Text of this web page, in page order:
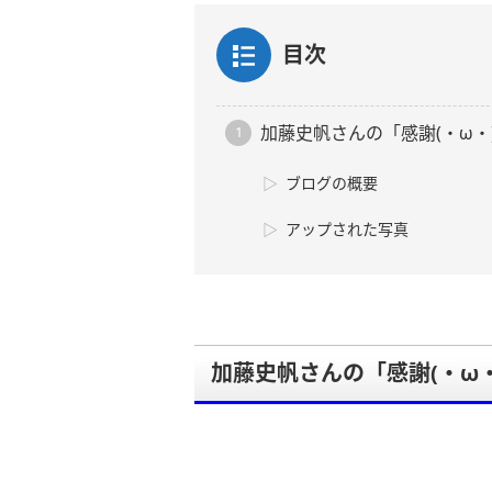
目次
加藤史帆さんの「感謝(・ω・)
ブログの概要
アップされた写真
加藤史帆さんの「感謝(・ω